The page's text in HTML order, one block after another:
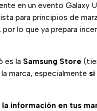
en un evento Galaxy
para principios de
lo que ya prepara
es la Samsung Store
marca, especialmente
información en tus